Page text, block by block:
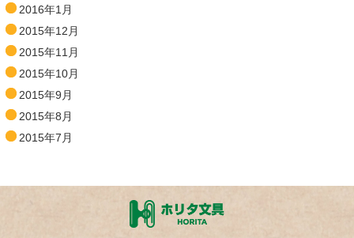
2016年1月
2015年12月
2015年11月
2015年10月
2015年9月
2015年8月
2015年7月